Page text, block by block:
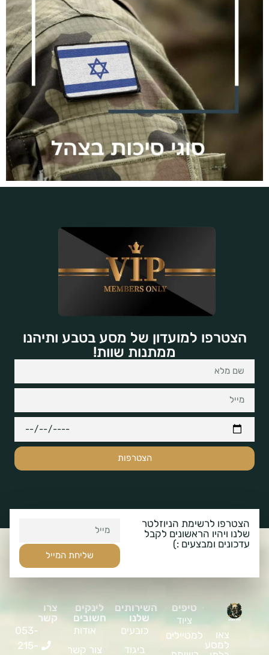
הצטרפו למועדון של מסע בטבע ותיהנו
ממתנות שוות!
הצטרפות
הצטרפו לרשימת הניוזלטר
שלנו ויהיו הראשונים לקבל
עדכונים ומבצעים :)
שליחת המייל
למסע
טיפים
למטיילים
השירותים
שלנו
כובעים
ביגוד
לינקים
חשובים
אודות
צור קשר
צרו
קשר
053-
215-